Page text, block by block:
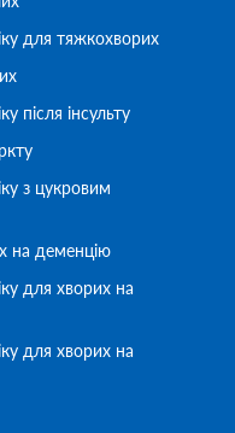
для тяжкохворих
після інсульту
з цукровим
на деменцію
для хворих на
для хворих на